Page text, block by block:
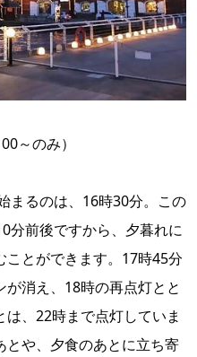
～のみ）
まるのは、16時30分。この
分前後ですから、夕暮れに
とができます。17時45分
消え、18時の再点灯とと
、22時まで点灯していま
や、夕食のあとに立ち寄